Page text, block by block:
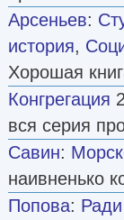
Арсеньев:
история,
Хорошая
Конгрегация
вся серия
Савин:
наивненько
Попова: Ради